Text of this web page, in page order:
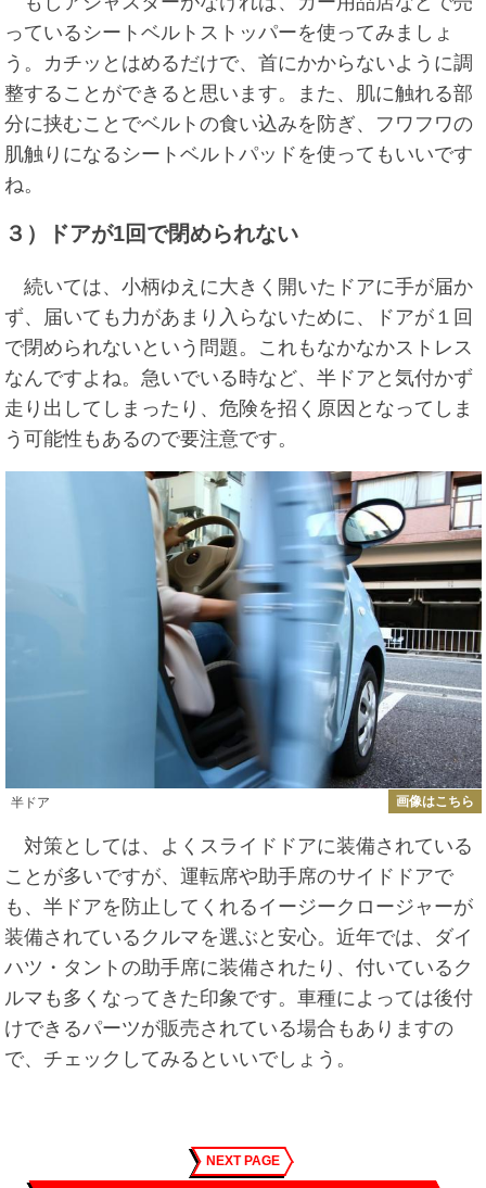
っているシートベルトストッパーを使ってみましょ
う。カチッとはめるだけで、首にかからないように調
整することができると思います。また、肌に触れる部
分に挟むことでベルトの食い込みを防ぎ、フワフワの
肌触りになるシートベルトパッドを使ってもいいです
ね。
３）ドアが1回で閉められない
続いては、小柄ゆえに大きく開いたドアに手が届か
ず、届いても力があまり入らないために、ドアが１回
で閉められないという問題。これもなかなかストレス
なんですよね。急いでいる時など、半ドアと気付かず
走り出してしまったり、危険を招く原因となってしま
う可能性もあるので要注意です。
半ドア 画像はこちら
対策としては、よくスライドドアに装備されている
ことが多いですが、運転席や助手席のサイドドアで
も、半ドアを防止してくれるイージークロージャーが
装備されているクルマを選ぶと安心。近年では、ダイ
ハツ・タントの助手席に装備されたり、付いているク
ルマも多くなってきた印象です。車種によっては後付
けできるパーツが販売されている場合もありますの
で、チェックしてみるといいでしょう。
NEXT PAGE